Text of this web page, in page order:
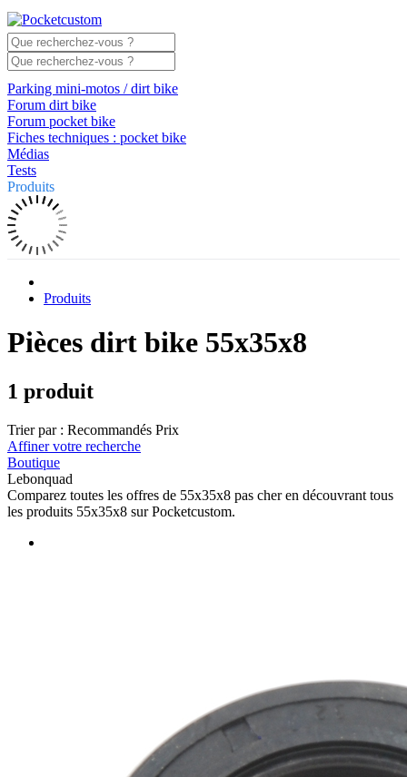
Parking mini-motos / dirt bike
Forum dirt bike
Forum pocket bike
Fiches techniques : pocket bike
Médias
Tests
Produits
Produits
Pièces dirt bike 55x35x8
1 produit
Trier par : Recommandés Prix
Affiner votre recherche
Boutique
Lebonquad
Comparez toutes les offres de 55x35x8 pas cher en découvrant tous
les produits 55x35x8 sur Pocketcustom.